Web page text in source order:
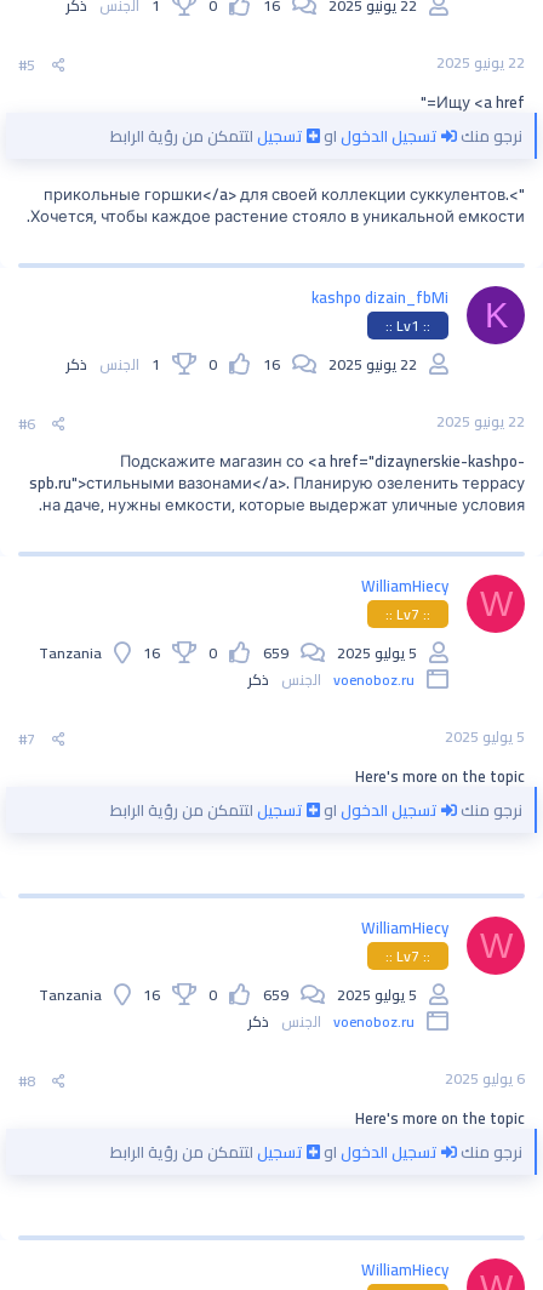
22 يونيو 2025 #5
Ищу <a href="
نرجو منك
تسجيل الدخولاو تسجيللتتمكن من رؤية الرابط
">прикольные горшки</a> для своей коллекции суккулентов.
Хочется, чтобы каждое растение стояло в уникальной емкости.
K
kashpo dizain_fbMi
:: Lv1 ::
22 يونيو 2025
16
0
1 الجنس ذكر
22 يونيو 2025 #6
Подскажите магазин со <a href="dizaynerskie-kashpo-
spb.ru">стильными вазонами</a>. Планирую озеленить террасу
на даче, нужны емкости, которые выдержат уличные условия.
W
WilliamHiecy
:: Lv7 ::
5 يوليو 2025
659
0
16
Tanzania
voenoboz.ru الجنس ذكر
5 يوليو 2025 #7
Here's more on the topic
نرجو منك
تسجيل الدخولاو تسجيللتتمكن من رؤية الرابط
W
WilliamHiecy
:: Lv7 ::
5 يوليو 2025
659
0
16
Tanzania
voenoboz.ru الجنس ذكر
6 يوليو 2025 #8
Here's more on the topic
نرجو منك
تسجيل الدخولاو تسجيللتتمكن من رؤية الرابط
WilliamHiecy